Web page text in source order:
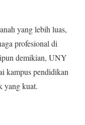
yang lebih luas,
profesional di
demikian, UNY
kampus pendidikan
yang kuat.